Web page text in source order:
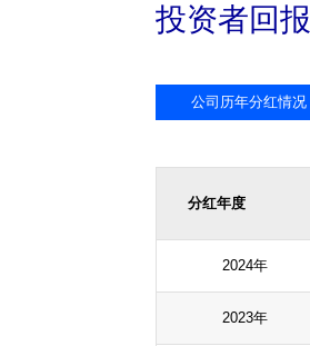
投资者回报
公司历年分红情况
分红年度
2024年
2023年